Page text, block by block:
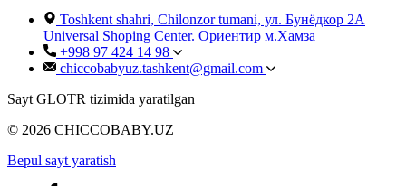
Toshkent shahri, Chilonzor tumani, ул. Бунёдкор 2А
Universal Shoping Center. Ориентир м.Хамза
+998 97 424 14 98
chiccobabyuz.tashkent@gmail.com
Sayt GLOTR tizimida yaratilgan
© 2026 CHICCOBABY.UZ
Bepul sayt yaratish